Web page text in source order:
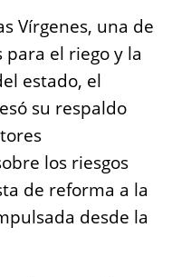
Vírgenes, una de
el riego y la
estado, el
su respaldo
los riesgos
de reforma a la
desde la